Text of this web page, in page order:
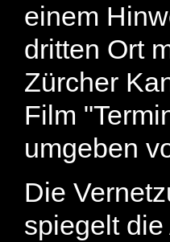
einem
dritten Ort
Zürcher
Film
umgeben
Die
spiegelt